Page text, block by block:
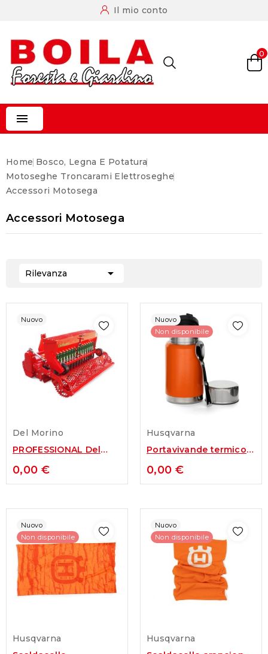
Il mio conto
0

Home Bosco, Legna E Potatura
Motoseghe Troncarami Elettroseghe
Accessori Motosega
Accessori Motosega
Rilevanza 
Nuovo
Del Morino
PROFESSIONAL Del
0,00 €
Nuovo
Non disponibile
Husqvarna
Portavivande termico
0,00 €
Nuovo
Non disponibile
Husqvarna
Nuovo
Non disponibile
Husqvarna